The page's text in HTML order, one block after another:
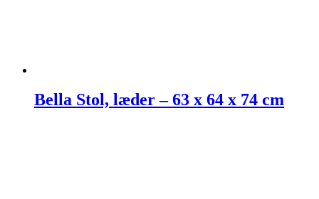
Bella Stol, læder – 63 x 64 x 74 cm